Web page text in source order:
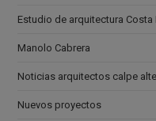
Estudio de arquitectura Costa
Manolo Cabrera
Noticias arquitectos calpe
Nuevos proyectos